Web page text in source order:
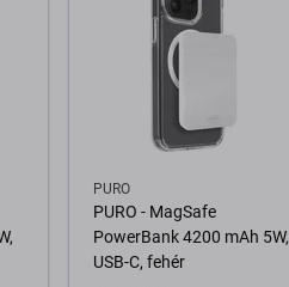
PURO
PURO - MagSafe
PowerBank 4200 mAh 5W,
USB-C, fehér